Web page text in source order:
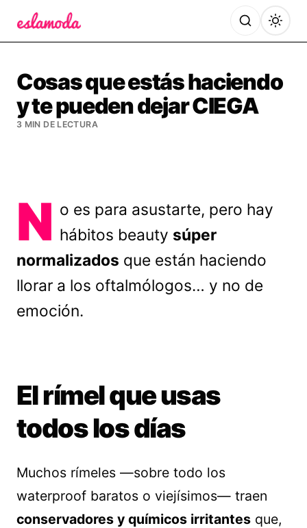
Cosas que estás haciendo
y te pueden dejar CIEGA
3 MIN DE LECTURA
N o es para asustarte, pero hay
hábitos beauty súper
normalizados que están haciendo
llorar a los oftalmólogos… y no de
emoción.
El rímel que usas
todos los días
Muchos rímeles —sobre todo los
waterproof baratos o viejísimos— traen
conservadores y químicos irritantes que,